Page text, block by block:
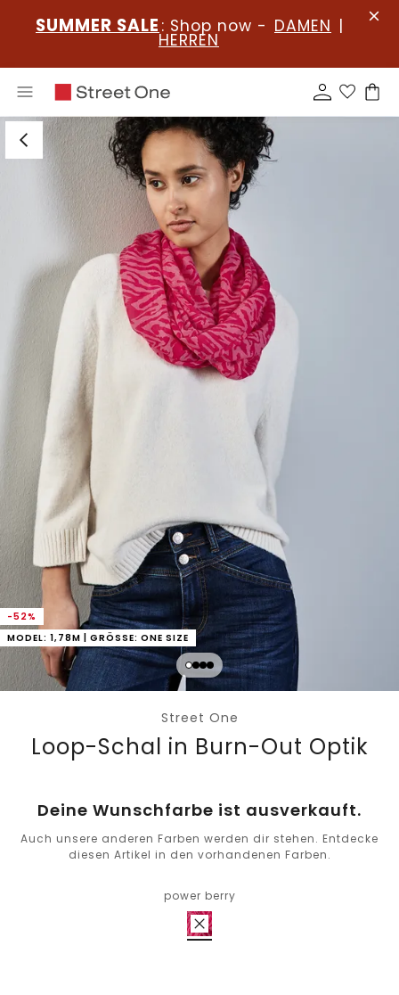
SUMMER SALE : Shop now - DAMEN |
HERREN
-52%
MODEL: 1,78M | GRÖSSE: ONE SIZE
Street One
Loop-Schal in Burn-Out Optik
Deine Wunschfarbe ist ausverkauft.
Auch unsere anderen Farben werden dir stehen. Entdecke
diesen Artikel in den vorhandenen Farben.
power berry